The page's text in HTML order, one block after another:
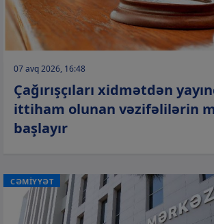
07 avq 2026, 16:48
Çağırışçıları xidmətdən
ittiham olunan vəzifəlilərin
başlayır
CƏMİYYƏT